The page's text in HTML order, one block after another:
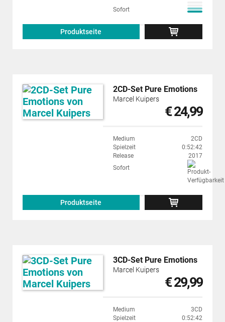
Sofort
Produktseite
2CD-Set Pure Emotions
Marcel Kuipers
€ 24,99
Medium
2CD
Spielzeit
0:52:42
Release
2017
Sofort
Produktseite
3CD-Set Pure Emotions
Marcel Kuipers
€ 29,99
Medium
3CD
Spielzeit
0:52:42